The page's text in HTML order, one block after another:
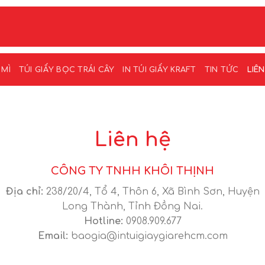
TÚI GIẤY BỌC TRÁI CÂY IN TÚI GIẤY KRAFT TIN TỨC
Liên hệ
CÔNG TY TNHH KHÔI THỊNH
Địa chỉ: 238/20/4, Tổ 4, Thôn 6, Xã Bình Sơn, Huyện
Long Thành, Tỉnh Đồng Nai.
Hotline: 0908.909.677
Email: baogia@intuigiaygiarehcm.com